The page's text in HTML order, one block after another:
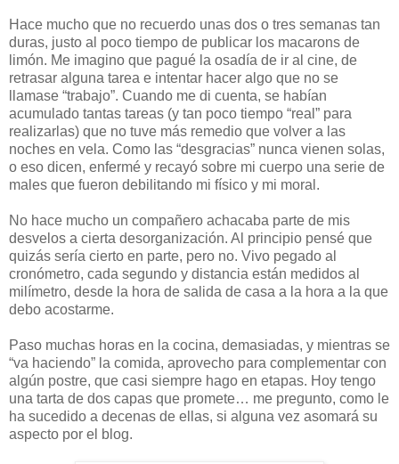
Hace mucho que no recuerdo unas dos o tres semanas tan
duras, justo al poco tiempo de publicar los macarons de
limón. Me imagino que pagué la osadía de ir al cine, de
retrasar alguna tarea e intentar hacer algo que no se
llamase “trabajo”. Cuando me di cuenta, se habían
acumulado tantas tareas (y tan poco tiempo “real” para
realizarlas) que no tuve más remedio que volver a las
noches en vela. Como las “desgracias” nunca vienen solas,
o eso dicen, enfermé y recayó sobre mi cuerpo una serie de
males que fueron debilitando mi físico y mi moral.
No hace mucho un compañero achacaba parte de mis
desvelos a cierta desorganización. Al principio pensé que
quizás sería cierto en parte, pero no. Vivo pegado al
cronómetro, cada segundo y distancia están medidos al
milímetro, desde la hora de salida de casa a la hora a la que
debo acostarme.
Paso muchas horas en la cocina, demasiadas, y mientras se
“va haciendo” la comida, aprovecho para complementar con
algún postre, que casi siempre hago en etapas. Hoy tengo
una tarta de dos capas que promete… me pregunto, como le
ha sucedido a decenas de ellas, si alguna vez asomará su
aspecto por el blog.